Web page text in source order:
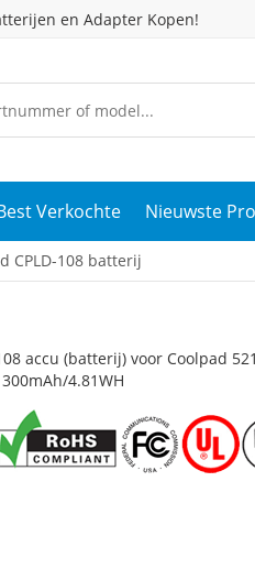
en Adapter Kopen!
Verkochte Nieuwste
CPLD-108 batterij